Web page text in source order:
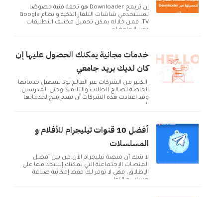
إن بُريمج Downloader هو تحفة فنية خصوصًا
لمستخدمي شاشات التلفاز الذكية و نظام Google
TV. فمن خلاله يمكن تحميل مختلف التطبيقات
دون الحاجة لم...
خدمات مجانية يمكنك الحصول عليها إن
كان لديك بريد جامعي
الكثير من الشركات عبر العالم تود تسهيل خدماتها
الخاصة لصالح الطلاب والتلاميذ وحتى المدرسين.
وقد اعتادت هذه الشركات أن تقدم مِنح لخدماتها
ال...
أفضل 10 قنوات تيليجرام للأفلام و
المسلسلات
لا شك أن منصة تيليجرام الآن من بين أفضل
المنصات الإجتماعية التي يمكنك إستخدامها على
الإطلاق، فهي لا توفر لك فقط إمكانية صناعة
حساب و التوا...